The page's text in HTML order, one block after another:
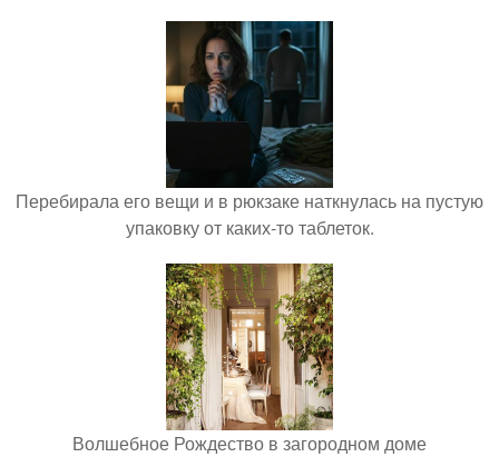
Перебирала его вещи и в рюкзаке наткнулась на пустую
упаковку от каких-то таблеток.
Волшебное Рождество в загородном доме